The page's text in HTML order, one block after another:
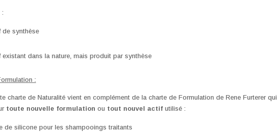
:
de synthèse
existant dans la nature, mais produit par synthèse
:
charte de Naturalité vient en complément de la charte de Formulation de Rene Furterer qui
toute nouvelle formulation ou tout nouvel actifutilisé :
de silicone pour les shampooings traitants